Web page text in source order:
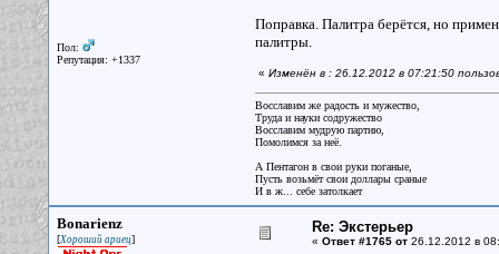
Пол:
Репутация: +1337
Поправка. Палитра берётся, но
палитры.
« Изменён в : 26.12.2012 в 07:21:50
Восславим же радость и мужество,
Труда и науки содружество
Восславим мудрую партию,
Помолимся за неё.
А Пентагон в свои руки поганые,
Пусть возьмёт свои доллары сраные
И в ж... себе затолкает
Bonarienz
[Хороший ариец]
Re: Экстерьер
« Ответ #1765 от26.12.2012 в